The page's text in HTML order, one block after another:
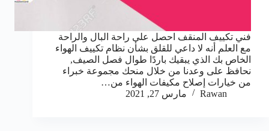
فني تكييف المنقف احصل على راحة البال والراحة
مع العلم أنه لا داعي للقلق بشأن نظام تكييف الهواء
الخاص بك الذي يبقيك باردًا طوال فصل الصيف,
نحافظ على وعدنا من خلال منحك مجموعة خبراء
من خيارات إصلاح مكيفات الهواء من…
Rawan
مارس 27, 2021